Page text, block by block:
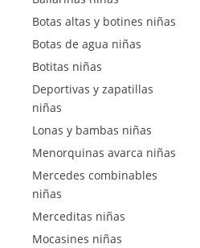
Botas altas y botines niñas
Botas de agua niñas
Botitas niñas
Deportivas y zapatillas
niñas
Lonas y bambas niñas
Menorquinas avarca niñas
Mercedes combinables
niñas
Merceditas niñas
Mocasines niñas